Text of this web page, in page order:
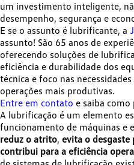
um investimento inteligente,
desempenho, segurança e
E se o assunto é lubrificante, a
assunto! São 65 anos de
oferecendo soluções de
eficiência e durabilidade dos
técnica e foco nas
operações mais produtivas.
Entre em contato e saiba
A lubrificação é um elemento
funcionamento de máquinas e
reduz o atrito, evita o
contribui para a eficiência